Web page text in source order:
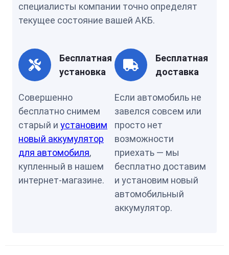
специалисты компании точно определят
текущее состояние вашей АКБ.
Бесплатная
установка
Совершенно
бесплатно снимем
старый и установим
новый аккумулятор
для автомобиля,
купленный в нашем
интернет-магазине.
Бесплатная
доставка
Если автомобиль не
завелся совсем или
просто нет
возможности
приехать — мы
бесплатно доставим
и установим новый
автомобильный
аккумулятор.